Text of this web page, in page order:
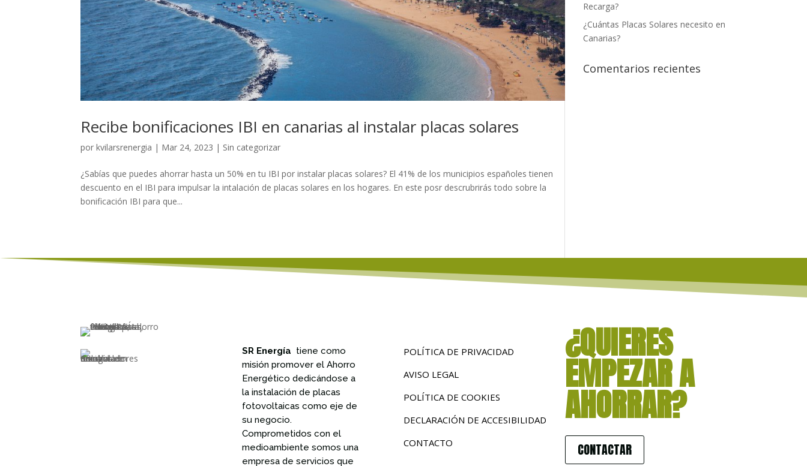
Recibe bonificaciones IBI en canarias al instalar placas solares
porkvilarsrenergia | Mar 24, 2023 | Sin categorizar
¿Sabías que puedes ahorrar hasta un 50% en tu IBI por instalar placas solares? El 41% de los municipios españoles tienen
descuento en el IBI para impulsar la intalación de placas solares en los hogares. En este posr descrubrirás todo sobre la
bonificación IBI para que...
Recarga?
¿Cuántas Placas Solares necesito en
Canarias?
Comentarios recientes
SR Energía tiene como
misión promover el Ahorro
Energético dedicándose a
la instalación de placas
fotovoltaicas como eje de
su negocio.
Comprometidos con el
medioambiente somos una
empresa de servicios que
POLÍTICA DE PRIVACIDAD
AVISO LEGAL
POLÍTICA DE COOKIES
DECLARACIÓN DE ACCESIBILIDAD
CONTACTO
¿QUIERES
EMPEZAR A
AHORRAR?
CONTACTAR